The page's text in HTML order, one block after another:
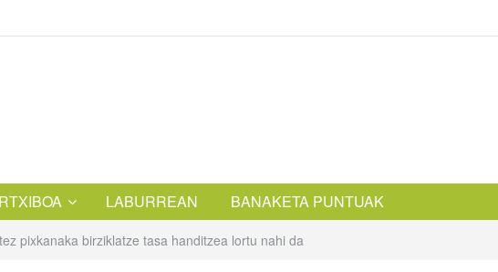
LABURREAN BANAKETA PUNTUAK
pixkanaka birziklatze tasa handitzea lortu nahi da